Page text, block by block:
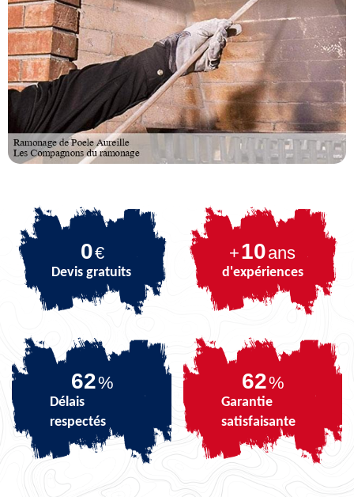
0€
Devis gratuits
+10ans
d'expériences
72%
Délais
respectés
72%
Garantie
satisfaisante